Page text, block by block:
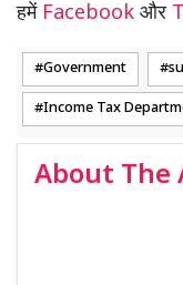
हमें Facebook और
Government
Income Tax
About The